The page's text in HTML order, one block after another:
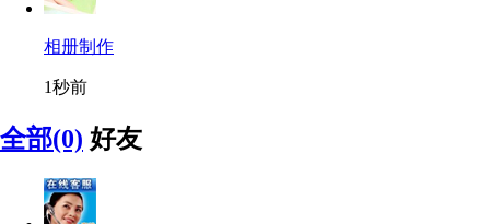
相册制作
1秒前
全部(0) 好友